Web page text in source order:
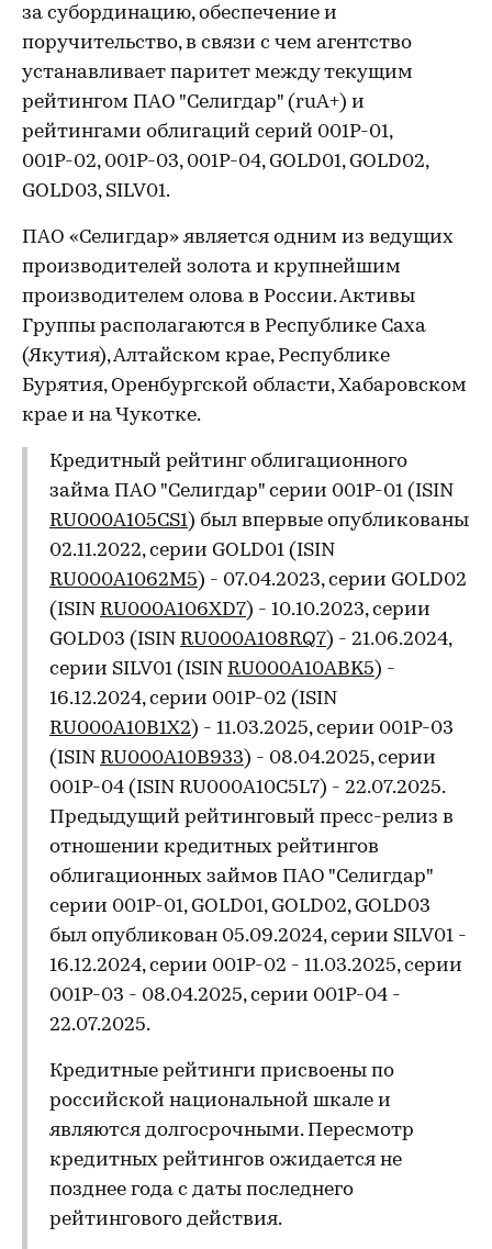
за субординацию, обеспечение и
поручительство, в связи с чем агентство
устанавливает паритет между текущим
рейтингом ПАО "Селигдар" (ruA+) и
рейтингами облигаций серий 001Р-01,
001Р-02, 001Р-03, 001Р-04, GOLD01, GOLD02,
GOLD03, SILV01.
ПАО «Селигдар» является одним из ведущих
производителей золота и крупнейшим
производителем олова в России. Активы
Группы располагаются в Республике Саха
(Якутия), Алтайском крае, Республике
Бурятия, Оренбургской области, Хабаровском
крае и на Чукотке.
Кредитный рейтинг облигационного
займа ПАО "Селигдар" серии 001Р-01 (ISIN
RU000A105CS1) был впервые опубликованы
02.11.2022, серии GOLD01 (ISIN
RU000A1062M5) - 07.04.2023, серии GOLD02
(ISIN RU000A106XD7) - 10.10.2023, серии
GOLD03 (ISIN RU000A108RQ7) - 21.06.2024,
серии SILV01 (ISIN RU000A10ABK5) -
16.12.2024, серии 001Р-02 (ISIN
RU000A10B1X2) - 11.03.2025, серии 001Р-03
(ISIN RU000A10B933) - 08.04.2025, серии
001Р-04 (ISIN RU000A10C5L7) - 22.07.2025.
Предыдущий рейтинговый пресс-релиз в
отношении кредитных рейтингов
облигационных займов ПАО "Селигдар"
серии 001Р-01, GOLD01, GOLD02, GOLD03
был опубликован 05.09.2024, серии SILV01 -
16.12.2024, серии 001Р-02 - 11.03.2025, серии
001Р-03 - 08.04.2025, серии 001Р-04 -
22.07.2025.
Кредитные рейтинги присвоены по
российской национальной шкале и
являются долгосрочными. Пересмотр
кредитных рейтингов ожидается не
позднее года с даты последнего
рейтингового действия.